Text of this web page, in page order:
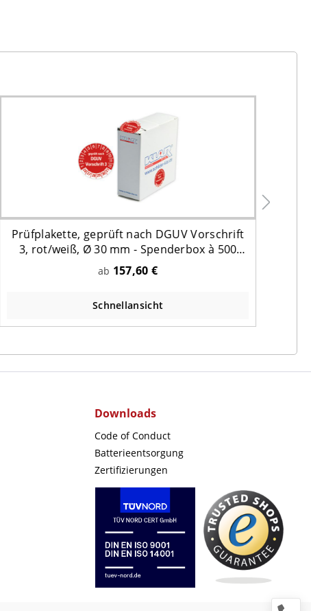
Prüfplakette, geprüft nach DGUV Vorschrift
3, rot/weiß, Ø 30 mm - Spenderbox à 500
Stück
ab 157,60 €
Schnellansicht
Downloads
Code of Conduct
Batterieentsorgung
Zertifizierungen